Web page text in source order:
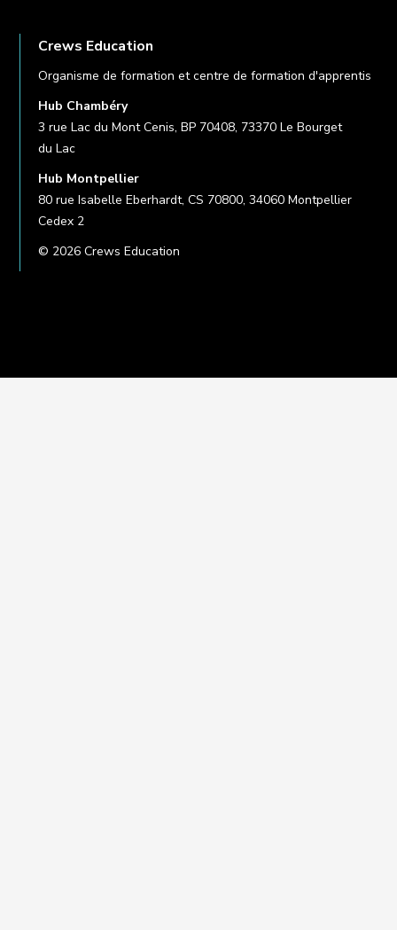
Crews Education
Organisme de formation et centre de formation d'apprentis
Hub Chambéry
3 rue Lac du Mont Cenis, BP 70408, 73370 Le Bourget
du Lac
Hub Montpellier
80 rue Isabelle Eberhardt, CS 70800, 34060 Montpellier
Cedex 2
© 2026 Crews Education